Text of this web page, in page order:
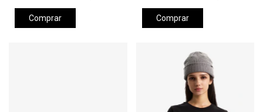
Comprar Comprar